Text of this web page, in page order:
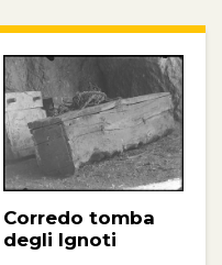
Corredo tomba
degli Ignoti